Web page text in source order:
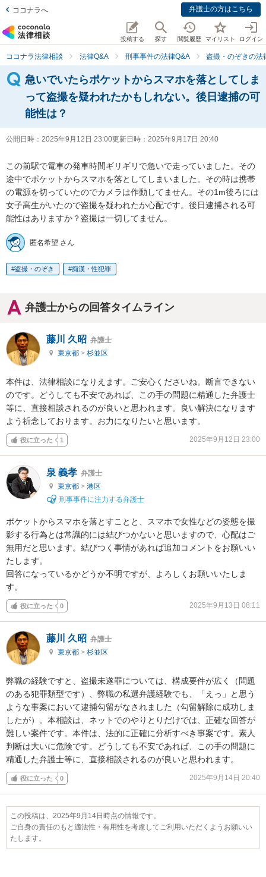
ココナラへ 弁護士の方はこちら
投稿する 探す 閲覧履歴 マイリスト ログイン
ココナラ法律相談 法律Q&A 刑事事件の法律Q&A 盗撮・のぞきの法
急いでいたらポケットからスマホを落としてしま
って盗撮を疑われたかもしれない。後日逮捕の可
能性は？
公開日時： 2025年9月12日 23:00更新日時： 2025年9月17日 20:40
この前駅で電車の発車時間ギリギリで急いで走っていました。その
途中でポケットからスマホを落としてしまいました。その時は携帯
の電源を切っていたのでカメラは作動してません。その1m後ろには
女子高生がいたので盗撮を疑われたか心配です。後日逮捕される可
能性はありますか？盗撮は一切してません。
匿名希望 さん
盗撮・のぞき 痴漢・性犯罪
弁護士からの回答タイムライン
藤川 久昭 弁護士
東京都 > 杉並区
本件は、法律相談になりえます。ご安心くださいね。断言できない
のです。どうしても不安であれば、この手の問題に精通した弁護士
等に、直接相談されるのが良いと思われます。良い解決になります
よう祈念しております。お力になりたいと思います。
役に立った 1 2025年9月12日 23:00
泉 義孝 弁護士
東京都 > 港区
刑事事件に注力する弁護士
ポケットからスマホを落とすことと、スマホで女性などの姿態を撮
影する行為とは常識的には結びつかないと思いますので、心配はご
無用だと思います。結びつく事情があれば追加コメントをお願いい
たします。
回答になっているかどうか不明ですが、よろしくお願いいたしま
す。
役に立った 0 2025年9月13日 08:11
藤川 久昭 弁護士
東京都 > 杉並区
弊職の経験ですと、盗撮未遂罪については、構成要件が広く（問題
のある犯罪類型です）、弊職の私選弁護経験でも、「えっ」と思う
ような事案において逮捕勾留がなされました（勾留解除に成功しま
したが）。本相談は、ネットでのやりとりだけでは、正確な回答が
難しい案件です。本件は、法的に正確に分析すべき事案です。素人
判断は大いに危険です。どうしても不安であれば、この手の問題に
精通した弁護士等に、直接相談されるのが良いと思われます。
役に立った 0 2025年9月14日 20:40
この投稿は、2025年9月14日時点の情報です。
ご自身の責任のもと適法性・有用性を考慮してご利用いただくようお願いい
たします。